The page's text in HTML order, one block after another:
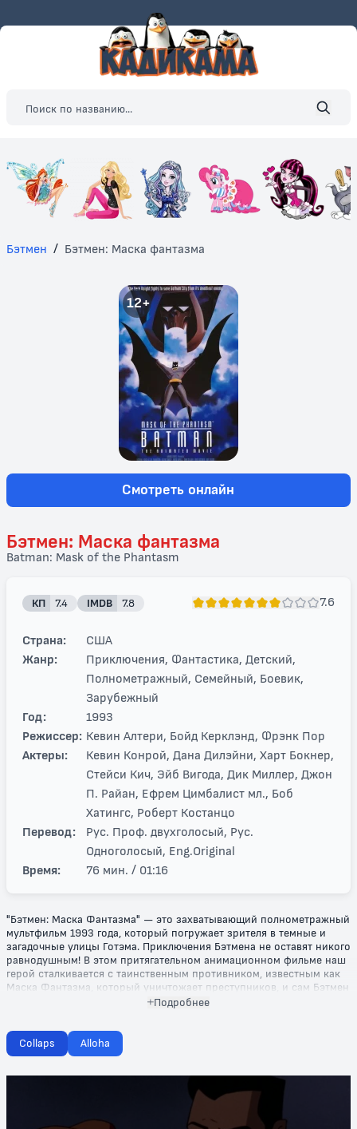
Бэтмен / Бэтмен: Маска фантазма
12+
Смотреть онлайн
Бэтмен: Маска фантазма
Batman: Mask of the Phantasm
КП 7.4 IMDB 7.8 7.6
Страна:
США
Жанр:
Приключения, Фантастика, Детский,
Полнометражный, Семейный, Боевик,
Зарубежный
Год:
1993
Режиссер: Кевин Алтери, Бойд Керклэнд, Фрэнк Пор
Актеры:
Кевин Конрой, Дана Дилэйни, Харт Бокнер,
Стейси Кич, Эйб Вигода, Дик Миллер, Джон
П. Райан, Ефрем Цимбалист мл., Боб
Хатингс, Роберт Костанцо
Перевод:
Рус. Проф. двухголосый, Рус.
Одноголосый, Eng.Original
Время:
76 мин. / 01:16
"Бэтмен: Маска Фантазма" — это захватывающий полнометражный
мультфильм 1993 года, который погружает зрителя в темные и
загадочные улицы Готэма. Приключения Бэтмена не оставят никого
равнодушным! В этом притягательном анимационном фильме наш
герой сталкивается с таинственным противником, известным как
Маска Фантазма, который уничтожает преступников, и сам Бэтмен
оказывается под ударом подозрений. Кому можно доверять в этом
В центре сюжета стоят не только битвы со злодеями, но и
трогательная история любви, которая наглядно показывает, как
персонажи, динамичные сражения и завораживающая анимация
делают этот фильм настоящим сокровищем для поклонников как
Бэтмена, так и всего мира комиксов.
Подробнее
Collaps Alloha